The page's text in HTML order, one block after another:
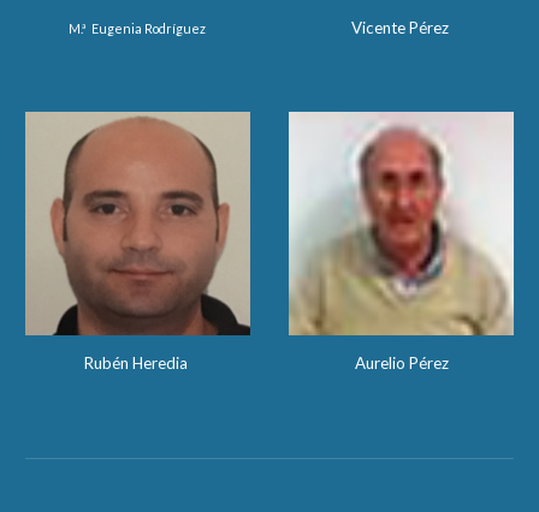
M.ª Eugenia Rodríguez Vicente Pérez
Rubén Heredia Aurelio Pérez